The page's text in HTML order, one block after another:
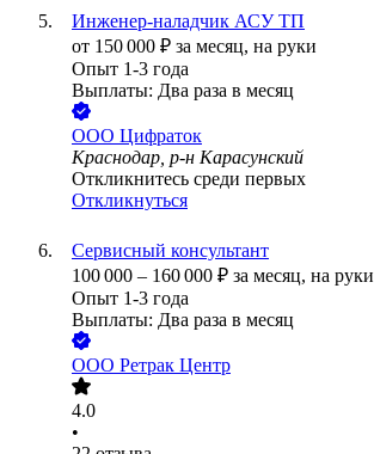
Инженер-наладчик АСУ ТП
от 150 000 ₽ за месяц, на руки
Опыт 1-3 года
Выплаты: Два раза в месяц
ООО Цифраток
Краснодар, р-н Карасунский
Откликнитесь среди первых
Откликнуться
Сервисный консультант
100 000 – 160 000 ₽ за месяц, на руки
Опыт 1-3 года
Выплаты: Два раза в месяц
ООО Ретрак Центр
4.0
•